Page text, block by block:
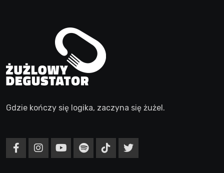
Gdzie kończy się logika, zaczyna się żużel.